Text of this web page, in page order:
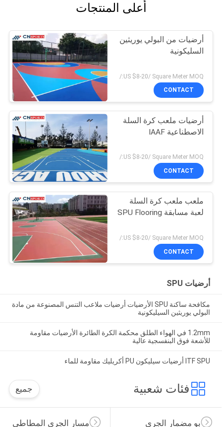
أعلى المنتجات
أرضيات من البولي يوريثين
السليكونية
US $8-20/ Square Meter MOQ:/
CONTACT
أرضيات ملعب كرة السلة
الاصطناعية IAAF
US $8-20/ Square Meter MOQ:/
CONTACT
ملعب ملعب كرة السلة
لعبة مسابقة SPU Flooring
US $8-20/ Square Meter MOQ:/
CONTACT
أرضيات SPU
مكافحة ساكنة SPU الأرضيات أرضيات ملاعب التنس المصنوعة من مادة
البولي يوريثين السيليكونية
1.2mm في الهواء الطلق محكمة الكرة الطائرة الأرضيات مقاومة
للأشعة فوق البنفسجية عالية
ITF SPU أرضيات سيليكون PU أكريليك مقاومة للماء
فئات شعبية جميع
مسار الجري المطاطي بو مضمار الجري